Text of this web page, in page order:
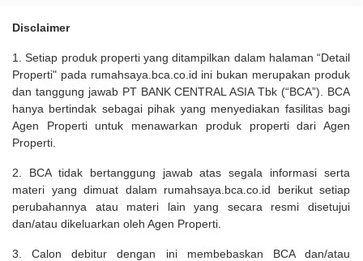
Disclaimer
1. Setiap produk properti yang ditampilkan dalam halaman “Detail
Properti" pada rumahsaya.bca.co.id ini bukan merupakan produk
dan tanggung jawab PT BANK CENTRAL ASIA Tbk (“BCA”). BCA
hanya bertindak sebagai pihak yang menyediakan fasilitas bagi
Agen Properti untuk menawarkan produk properti dari Agen
Properti.
2. BCA tidak bertanggung jawab atas segala informasi serta
materi yang dimuat dalam rumahsaya.bca.co.id berikut setiap
perubahannya atau materi lain yang secara resmi disetujui
dan/atau dikeluarkan oleh Agen Properti.
3. Calon debitur dengan ini membebaskan BCA dan/atau